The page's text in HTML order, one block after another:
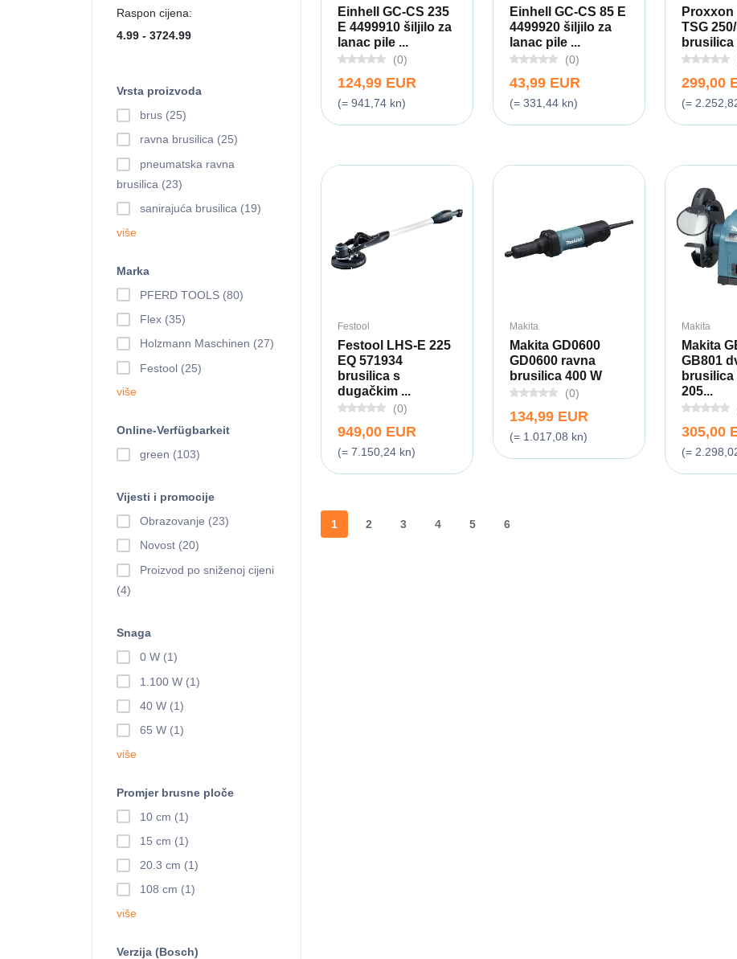
Einhell GC-CS 235
E 4499910 šiljilo za
lanac pile ...
(0)
124,99 EUR
(= 941,74 kn)
Einhell GC-CS 85 E
4499920 šiljilo za
lanac pile ...
(0)
43,99 EUR
(= 331,44 kn)
TSG
brusilica
299,00
(=
Festool
Festool LHS-E 225
EQ 571934
brusilica s
dugačkim ...
(0)
949,00 EUR
(= 7.150,24 kn)
Makita
Makita GD0600
GD0600 ravna
brusilica 400 W
(0)
134,99 EUR
(= 1.017,08 kn)
Makita
Makita
GB801
brusilica
205...
305,00
(=
1 2 3 4 5 6
Raspon cijena:
Vrsta proizvoda
brus (25)
ravna brusilica (25)
pneumatska ravna
brusilica (23)
sanirajuća brusilica (19)
više
Marka
PFERD TOOLS (80)
Flex (35)
Holzmann Maschinen (27)
Festool (25)
više
Online-Verfügbarkeit
green (103)
Vijesti i promocije
Obrazovanje (23)
Novost (20)
Proizvod po sniženoj cijeni
(4)
Snaga
0 W (1)
1.100 W (1)
40 W (1)
65 W (1)
više
Promjer brusne ploče
10 cm (1)
15 cm (1)
20.3 cm (1)
108 cm (1)
više
Verzija (Bosch)